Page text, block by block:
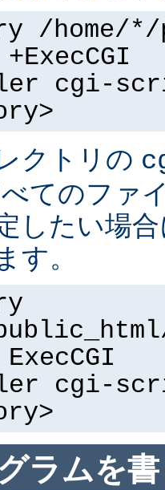
/home/
cgi-
クトリの
てのファ
したい場
す。
cgi-
ラムを